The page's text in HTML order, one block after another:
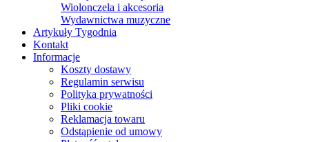
Wiolonczela i akcesoria
Wydawnictwa muzyczne
Artykuły Tygodnia
Kontakt
Informacje
Koszty dostawy
Regulamin serwisu
Polityka prywatności
Pliki cookie
Reklamacja towaru
Odstąpienie od umowy